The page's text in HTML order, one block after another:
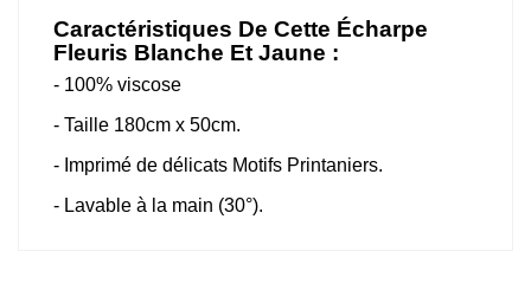
Caractéristiques De Cette Écharpe
Fleuris Blanche Et Jaune :
- 100% viscose
- Taille 180cm x 50cm.
- Imprimé de délicats Motifs Printaniers.
- Lavable à la main (30°).